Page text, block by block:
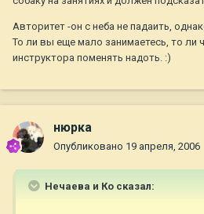
Авторитет -он с неба не падаить,
То ли вы еще мало занимаетесь, то ли
инструктора поменять надоть. :)
нюрка
Опубликовано 19 апреля, 2006
Нечаева и Ко сказал: